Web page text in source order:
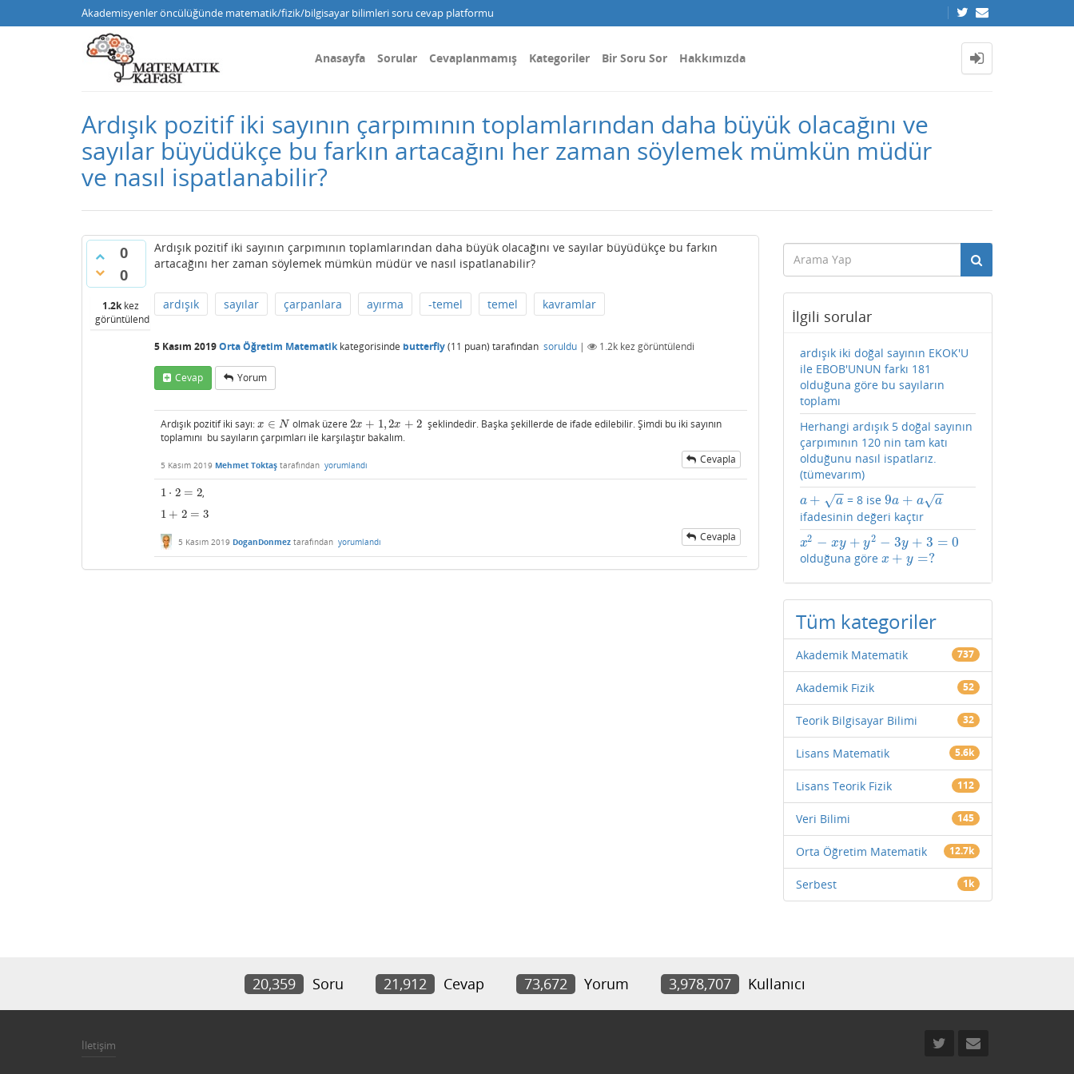
Akademisyenler öncülüğünde matematik/fizik/bilgisayar bilimleri soru cevap platformu
Anasayfa Sorular Cevaplanmamış Kategoriler Bir Soru Sor Hakkımızda
Ardışık pozitif iki sayının çarpımının toplamlarından daha büyük olacağını ve
sayılar büyüdükçe bu farkın artacağını her zaman söylemek mümkün müdür
ve nasıl ispatlanabilir?
0
0
1.2kkez
görüntülendi
Ardışık pozitif iki sayının çarpımının toplamlarından daha büyük olacağını ve sayılar büyüdükçe bu farkın
artacağını her zaman söylemek mümkün müdür ve nasıl ispatlanabilir?
ardışık sayılar çarpanlara ayırma -temel temel kavramlar
5 Kasım 2019Orta Öğretim Matematikkategorisinde butterfly(11 puan) tarafından soruldu | 1.2k kez görüntülendi
Cevap Yorum
Ardışık pozitif iki sayı: x ∈ N
x∈N olmak üzere2x + 1,2x + 2
2x+1, 2x+2
şeklindedir. Başka şekillerde de ifade edilebilir. Şimdi bu iki sayının
toplamını bu sayıların çarpımları ile karşılaştır bakalım.
5 Kasım 2019 Mehmet Toktaş tarafından yorumlandı Cevapla
1 ⋅ 2 = 2
1 2 = 2
,
1 + 2 = 3
1 +2 =3
5 Kasım 2019 DoganDonmez tarafından yorumlandı Cevapla
İlgili sorular
ardışık iki doğal sayının EKOK'U
ile EBOB'UNUN farkı 181
olduğuna göre bu sayıların
toplamı
Herhangi ardışık 5 doğal sayının
çarpımının 120 nin tam katı
olduğunu nasıl ispatlarız.
(tümevarım)
a + a
−
−
√
a+a = 8 ise9a + a a
−
−
√
9a+aa
ifadesinin değeri kaçtır
x2 − xy + y2 − 3y + 3 = 0
x2−xy +y2 −3 y+3 =0
olduğuna göre x + y =?
x+y= ?
Tüm kategoriler
Akademik Matematik 737
Akademik Fizik 52
Teorik Bilgisayar Bilimi 32
Lisans Matematik 5.6k
Lisans Teorik Fizik 112
Veri Bilimi 145
Orta Öğretim Matematik 12.7k
Serbest 1k
20,359 Soru 21,912 Cevap 73,672 Yorum 3,978,707 Kullanıcı
İletişim